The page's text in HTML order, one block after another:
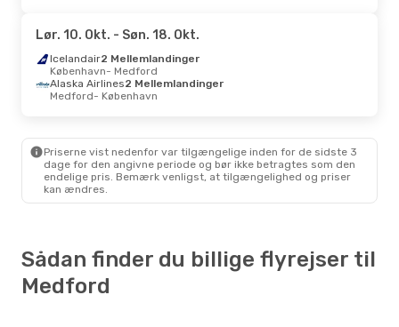
Lør. 10. Okt. - Søn. 18. Okt.
Icelandair2 Mellemlandinger
København- Medford
Alaska Airlines2 Mellemlandinger
Medford- København
Priserne vist nedenfor var tilgængelige inden for de sidste 3
dage for den angivne periode og bør ikke betragtes som den
endelige pris. Bemærk venligst, at tilgængelighed og priser
kan ændres.
Sådan finder du billige flyrejser til
Medford